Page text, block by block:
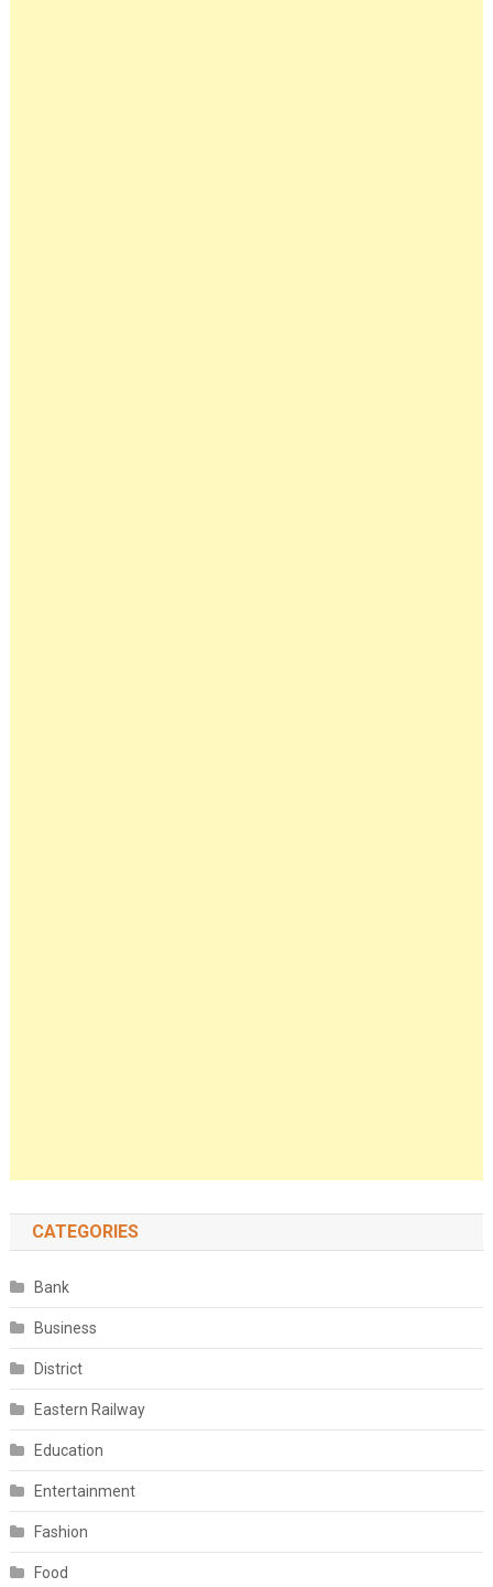
CATEGORIES
Bank
Business
District
Eastern Railway
Education
Entertainment
Fashion
Food